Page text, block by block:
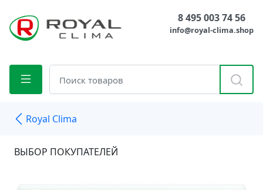
8 495 003 74 56
info@royal-clima.shop
Royal Clima
ВЫБОР ПОКУПАТЕЛЕЙ